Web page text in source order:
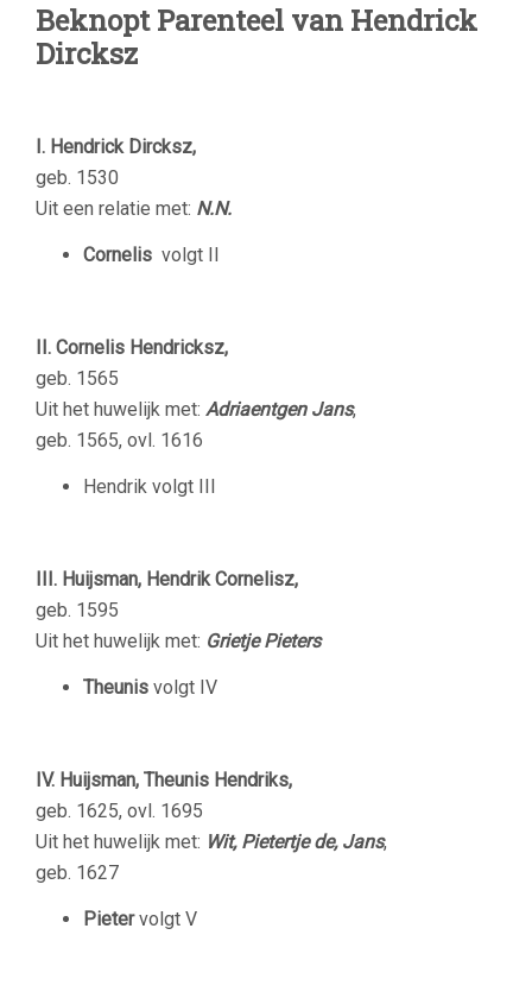
Beknopt Parenteel van Hendrick
Dircksz
I. Hendrick Dircksz,
geb. 1530
Uit een relatie met: N.N.
Cornelis volgt II
II. Cornelis Hendricksz,
geb. 1565
Uit het huwelijk met: Adriaentgen Jans,
geb. 1565, ovl. 1616
Hendrik volgt III
III. Huijsman, Hendrik Cornelisz,
geb. 1595
Uit het huwelijk met: Grietje Pieters
Theunis volgt IV
IV. Huijsman, Theunis Hendriks,
geb. 1625, ovl. 1695
Uit het huwelijk met: Wit, Pietertje de, Jans,
geb. 1627
Pietervolgt V